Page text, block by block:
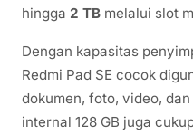
hingga 2 TB melalui slot
Dengan kapasitas
Redmi Pad SE cocok
dokumen, foto, video,
internal 128 GB juga